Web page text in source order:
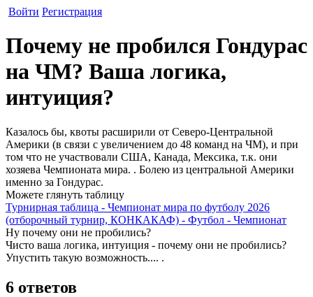
Войти Регистрация
Почему не пробился Гондурас
на ЧМ? Ваша логика,
интуиция?
Казалось бы, квоты расширили от Северо-Центральной
Америки (в связи с увеличением до 48 команд на ЧМ), и при
том что не участвовали США, Канада, Мексика, т.к. они
хозяева Чемпионата мира. . Болею из центральной Америки
именно за Гондурас.
Можете глянуть таблицу
Турнирная таблица - Чемпионат мира по футболу 2026
(отборочный турнир, КОНКАКАФ) - Футбол - Чемпионат
Ну почему они не пробились?
Чисто ваша логика, интуиция - почему они не пробились?
Упустить такую возможность.... .
6 ответов